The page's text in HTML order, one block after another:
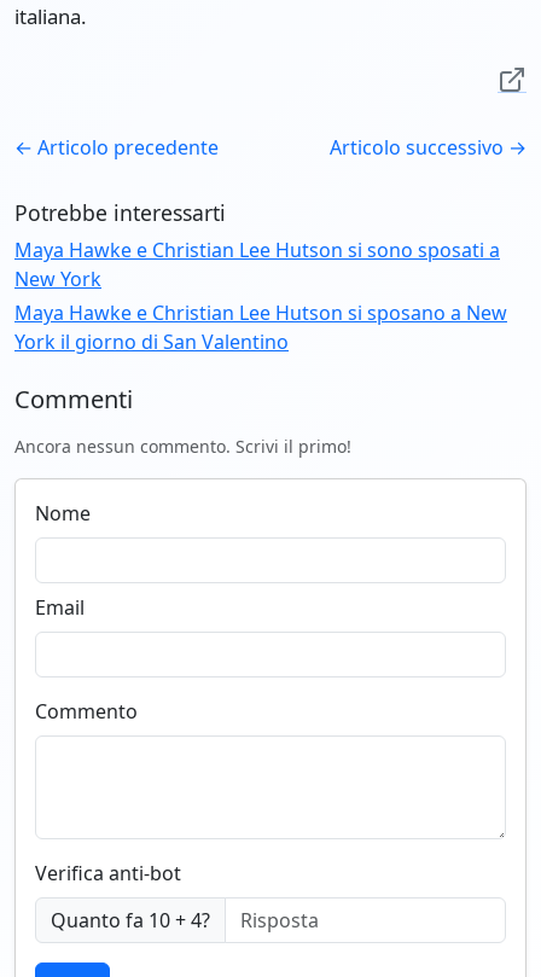
italiana.
← Articolo precedente Articolo successivo →
Potrebbe interessarti
Maya Hawke e Christian Lee Hutson si sono sposati a
New York
Maya Hawke e Christian Lee Hutson si sposano a New
York il giorno di San Valentino
Commenti
Ancora nessun commento. Scrivi il primo!
Nome
Email
Commento
Verifica anti-bot
Quanto fa 10 + 4?